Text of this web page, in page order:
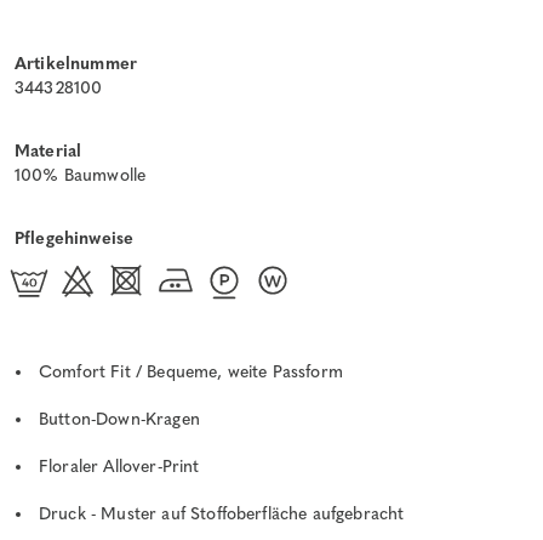
Artikelnummer
344328100
Material
100% Baumwolle
Pflegehinweise
Comfort Fit / Bequeme, weite Passform
Button-Down-Kragen
Floraler Allover-Print
Druck - Muster auf Stoffoberfläche aufgebracht